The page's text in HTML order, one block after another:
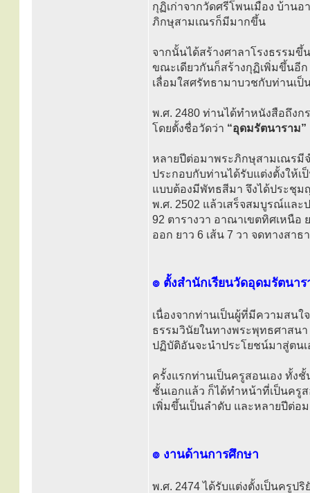
กุฏิเก่าจากวัดศรีโพนเมือง บ้านอ
ภิกษุสามเณรก็มีมากขึ้น
จากนั้นได้สร้างศาลาโรงธรรมขึ้
ขณะเดียวกันก็สร้างกุฏิเพิ่มขึ้นอี
เลื่อมใสศรัทธามาบวชกับท่านเป็
พ.ศ. 2480 ท่านได้ทำหนังสือถึง
โดยตั้งชื่อวัดว่า “อุดมรัตนาราม”
หลายปีต่อมาพระภิกษุสามเณรมี
ประกอบกับท่านได้รับแต่งตั้งให้
แบบต้องมีพัทธสีมา จึงได้ประชุ
พ.ศ. 2502 แล้วเสร็จสมบูรณ์และ
92 ตารางวา อาณาเขตทิศเหนือ
ออก ยาว 6 เส้น 7 วา จดทางสา
๏ ตั้งสำนักเรียนวัดอุดมรัตนาร
เนื่องจากท่านเป็นผู้ที่มีความสนใ
ธรรมวินัยในทางพระพุทธศาสนา
ปฏิบัติอันจะนำประโยชน์มาสู่ตน
ครั้งแรกท่านเป็นครูสอนเอง ทั้ง
ชั้นเอกแล้ว ก็ได้ทำหน้าที่เป็นค
เพิ่มขึ้นเป็นลำดับ และหลายปีต่อ
๏ งานด้านการศึกษา
พ.ศ. 2474 ได้รับแต่งตั้งเป็นครูป